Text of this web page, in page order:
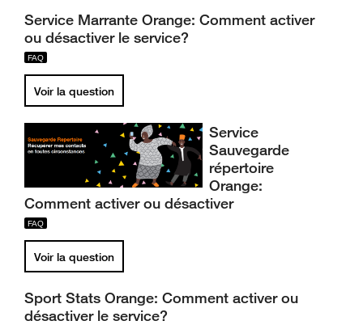
Service Marrante Orange: Comment activer
ou désactiver le service?
Voir la question
Service
Sauvegarde
répertoire
Orange:
Comment activer ou désactiver
Voir la question
Sport Stats Orange: Comment activer ou
désactiver le service?